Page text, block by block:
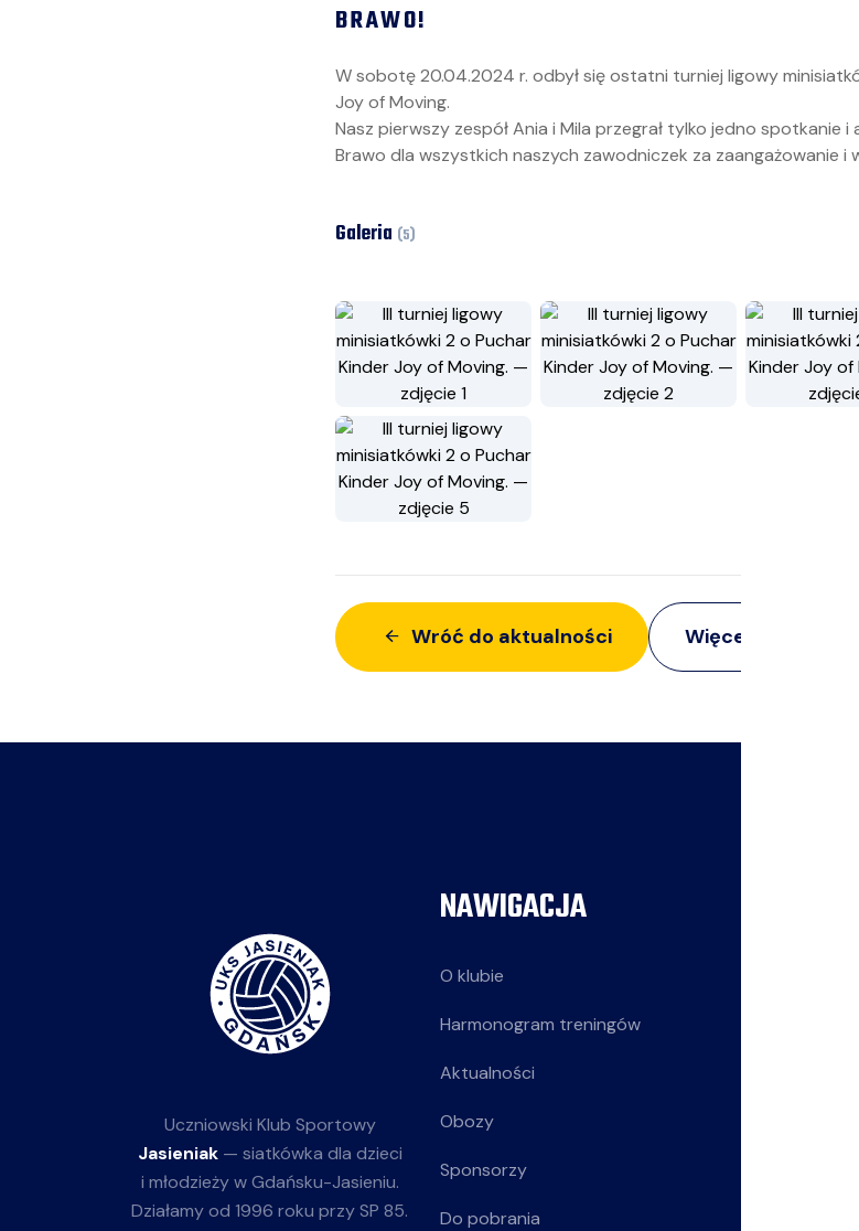
BRAWO!
W sobotę 20.04.2024 r. odbył się ostatni turniej ligowy
Joy of Moving.
Nasz pierwszy zespół Ania i Mila przegrał tylko jedno spotkanie i
Brawo dla wszystkich naszych zawodniczek za zaangażowanie i
Galeria (5)
Wróć do aktualności Więcej z:
Uczniowski Klub Sportowy
Jasieniak— siatkówka dla dzieci
i młodzieży w Gdańsku-Jasieniu.
Działamy od 1996 roku przy SP 85.
NAWIGACJA
O klubie
Harmonogram treningów
Aktualności
Obozy
Sponsorzy
Do pobrania